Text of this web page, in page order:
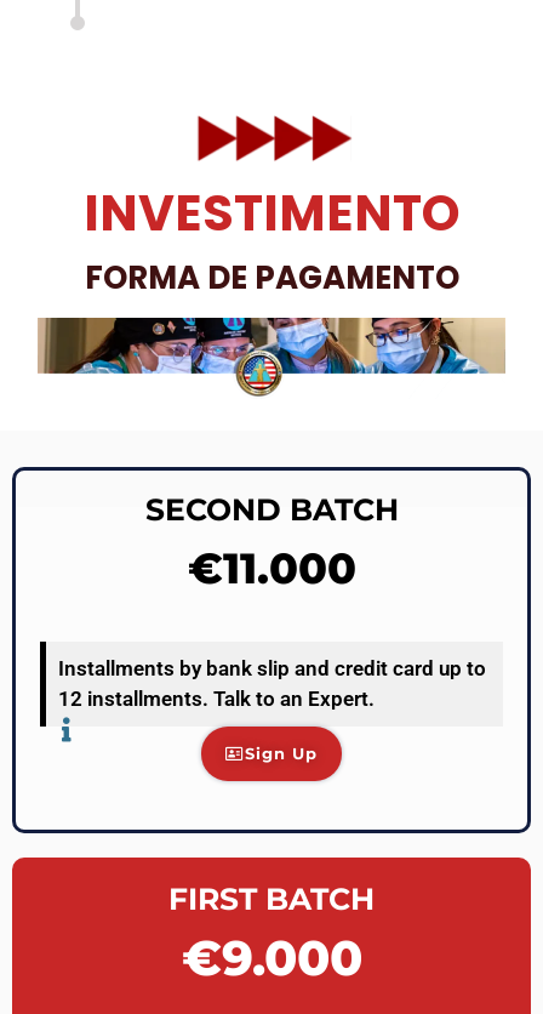
INVESTIMENTO
FORMA DE PAGAMENTO
SECOND BATCH
€11.000
Installments by bank slip and credit card up to
12 installments. Talk to an Expert.
Sign Up
FIRST BATCH
€9.000